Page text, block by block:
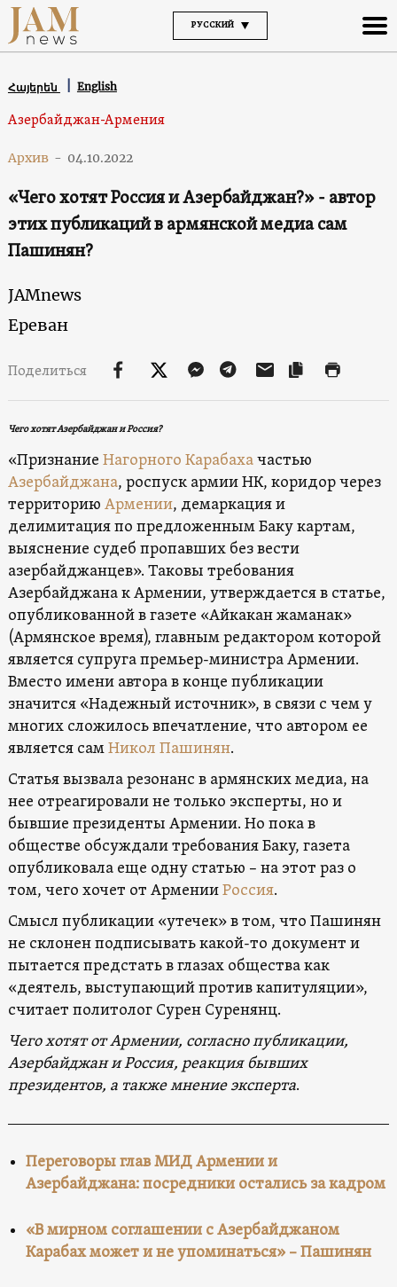
РУССКИЙ
Հայերեն English
Азербайджан-Армения
Архив - 04.10.2022
«Чего хотят Россия и Азербайджан?» - автор
этих публикаций в армянской медиа сам
Пашинян?
JAMnews
Ереван
Поделиться
Чего хотят Азербайджан и Россия?
«Признание Нагорного Карабахачастью
Азербайджана, роспуск армии НК, коридор через
территорию Армении, демаркация и
делимитация по предложенным Баку картам,
выяснение судеб пропавших без вести
азербайджанцев». Таковы требования
Азербайджана к Армении, утверждается в статье,
опубликованной в газете «Айкакан жаманак»
(Армянское время), главным редактором которой
является супруга премьер-министра Армении.
Вместо имени автора в конце публикации
значится «Надежный источник», в связи с чем у
многих сложилось впечатление, что автором ее
является самНикол Пашинян.
Статья вызвала резонанс в армянских медиа, на
нее отреагировали не только эксперты, но и
бывшие президенты Армении. Но пока в
обществе обсуждали требования Баку, газета
опубликовала еще одну статью – на этот раз о
том, чего хочет от АрменииРоссия.
Смысл публикации «утечек» в том, что Пашинян
не склонен подписывать какой-то документ и
пытается предстать в глазах общества как
«деятель, выступающий против капитуляции»,
считает политолог Сурен Суренянц.
Чего хотятот Армении, согласно публикации,
Азербайджан и Россия, реакция бывших
президентов, а также мнение эксперта.
Переговоры глав МИД Армении и
Азербайджана: посредники остались за кадром
«В мирном соглашении с Азербайджаном
Карабах может и не упоминаться» – Пашинян